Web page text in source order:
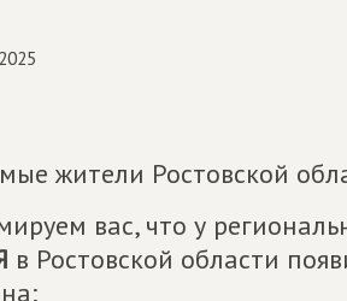
жители Ростовской
вас, что у
в Ростовской области